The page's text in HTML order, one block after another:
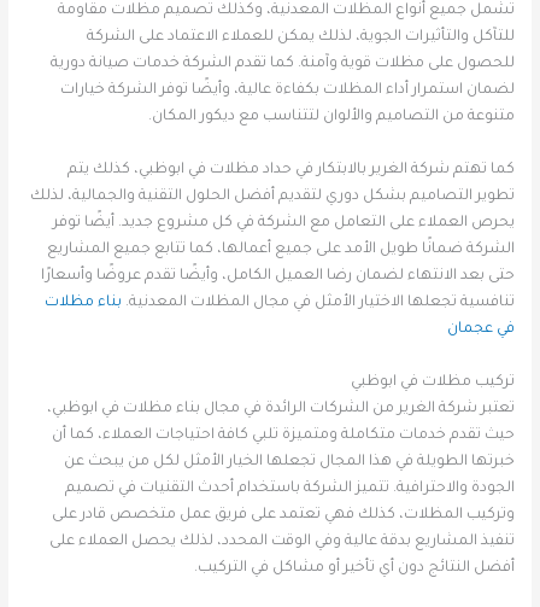
تشمل جميع أنواع المظلات المعدنية، وكذلك تصميم مظلات مقاومة
للتآكل والتأثيرات الجوية، لذلك يمكن للعملاء الاعتماد على الشركة
للحصول على مظلات قوية وآمنة. كما تقدم الشركة خدمات صيانة دورية
لضمان استمرار أداء المظلات بكفاءة عالية، وأيضًا توفر الشركة خيارات
متنوعة من التصاميم والألوان لتتناسب مع ديكور المكان.
كما تهتم شركة الغرير بالابتكار في حداد مظلات في ابوظبي، كذلك يتم
تطوير التصاميم بشكل دوري لتقديم أفضل الحلول التقنية والجمالية، لذلك
يحرص العملاء على التعامل مع الشركة في كل مشروع جديد. أيضًا توفر
الشركة ضمانًا طويل الأمد على جميع أعمالها، كما تتابع جميع المشاريع
حتى بعد الانتهاء لضمان رضا العميل الكامل، وأيضًا تقدم عروضًا وأسعارًا
تنافسية تجعلها الاختيار الأمثل في مجال المظلات المعدنية. بناء مظلات
في عجمان
تركيب مظلات في ابوظبي
تعتبر شركة الغرير من الشركات الرائدة في مجال بناء مظلات في ابوظبي،
حيث تقدم خدمات متكاملة ومتميزة تلبي كافة احتياجات العملاء، كما أن
خبرتها الطويلة في هذا المجال تجعلها الخيار الأمثل لكل من يبحث عن
الجودة والاحترافية. تتميز الشركة باستخدام أحدث التقنيات في تصميم
وتركيب المظلات، كذلك فهي تعتمد على فريق عمل متخصص قادر على
تنفيذ المشاريع بدقة عالية وفي الوقت المحدد، لذلك يحصل العملاء على
أفضل النتائج دون أي تأخير أو مشاكل في التركيب.